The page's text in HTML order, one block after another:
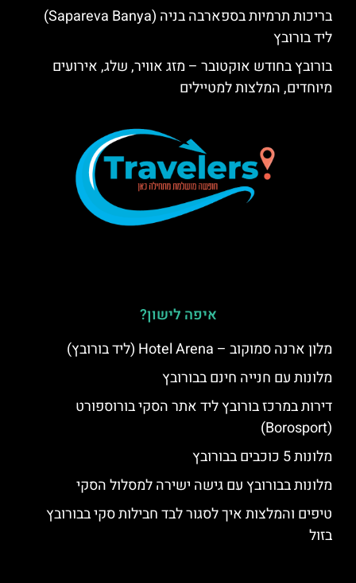
בריכות תרמיות בספארבה בניה (Sapareva Banya)
ליד בורובץ
בורובץ בחודש אוקטובר – מזג אוויר, שלג, אירועים
מיוחדים, המלצות למטיילים
איפה לישון?
מלון ארנה סמוקוב – Hotel Arena (ליד בורובץ)
מלונות עם חנייה חינם בבורובץ
דירות במרכז בורובץ ליד אתר הסקי בורוספורט
(Borosport)
מלונות 5 כוכבים בבורובץ
מלונות בבורובץ עם גישה ישירה למסלול הסקי
טיפים והמלצות איך לסגור לבד חבילות סקי בבורובץ
בזול